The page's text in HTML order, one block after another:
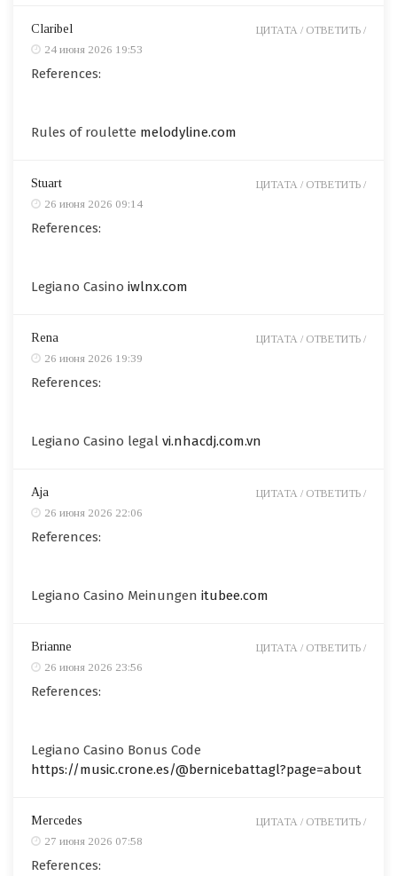
Claribel
24 июня 2026 19:53
References:
Rules of roulette melodyline.com
ЦИТАТА / ОТВЕТИТЬ /
Stuart
26 июня 2026 09:14
References:
Legiano Casino iwlnx.com
ЦИТАТА / ОТВЕТИТЬ /
Rena
26 июня 2026 19:39
References:
Legiano Casino legal vi.nhacdj.com.vn
ЦИТАТА / ОТВЕТИТЬ /
Aja
26 июня 2026 22:06
References:
Legiano Casino Meinungen itubee.com
ЦИТАТА / ОТВЕТИТЬ /
Brianne
26 июня 2026 23:56
References:
Legiano Casino Bonus Code
https://music.crone.es/@bernicebattagl?page=about
ЦИТАТА / ОТВЕТИТЬ /
Mercedes
27 июня 2026 07:58
References:
ЦИТАТА / ОТВЕТИТЬ /